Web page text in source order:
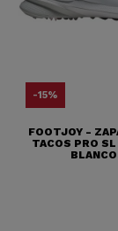
-15%
FOOTJOY -
TACOS PRO